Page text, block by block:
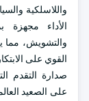
واللاسلكية
الأداء مجهزة
والتشويش، مما
القوي على
صدارة التقدم
على الصعيد